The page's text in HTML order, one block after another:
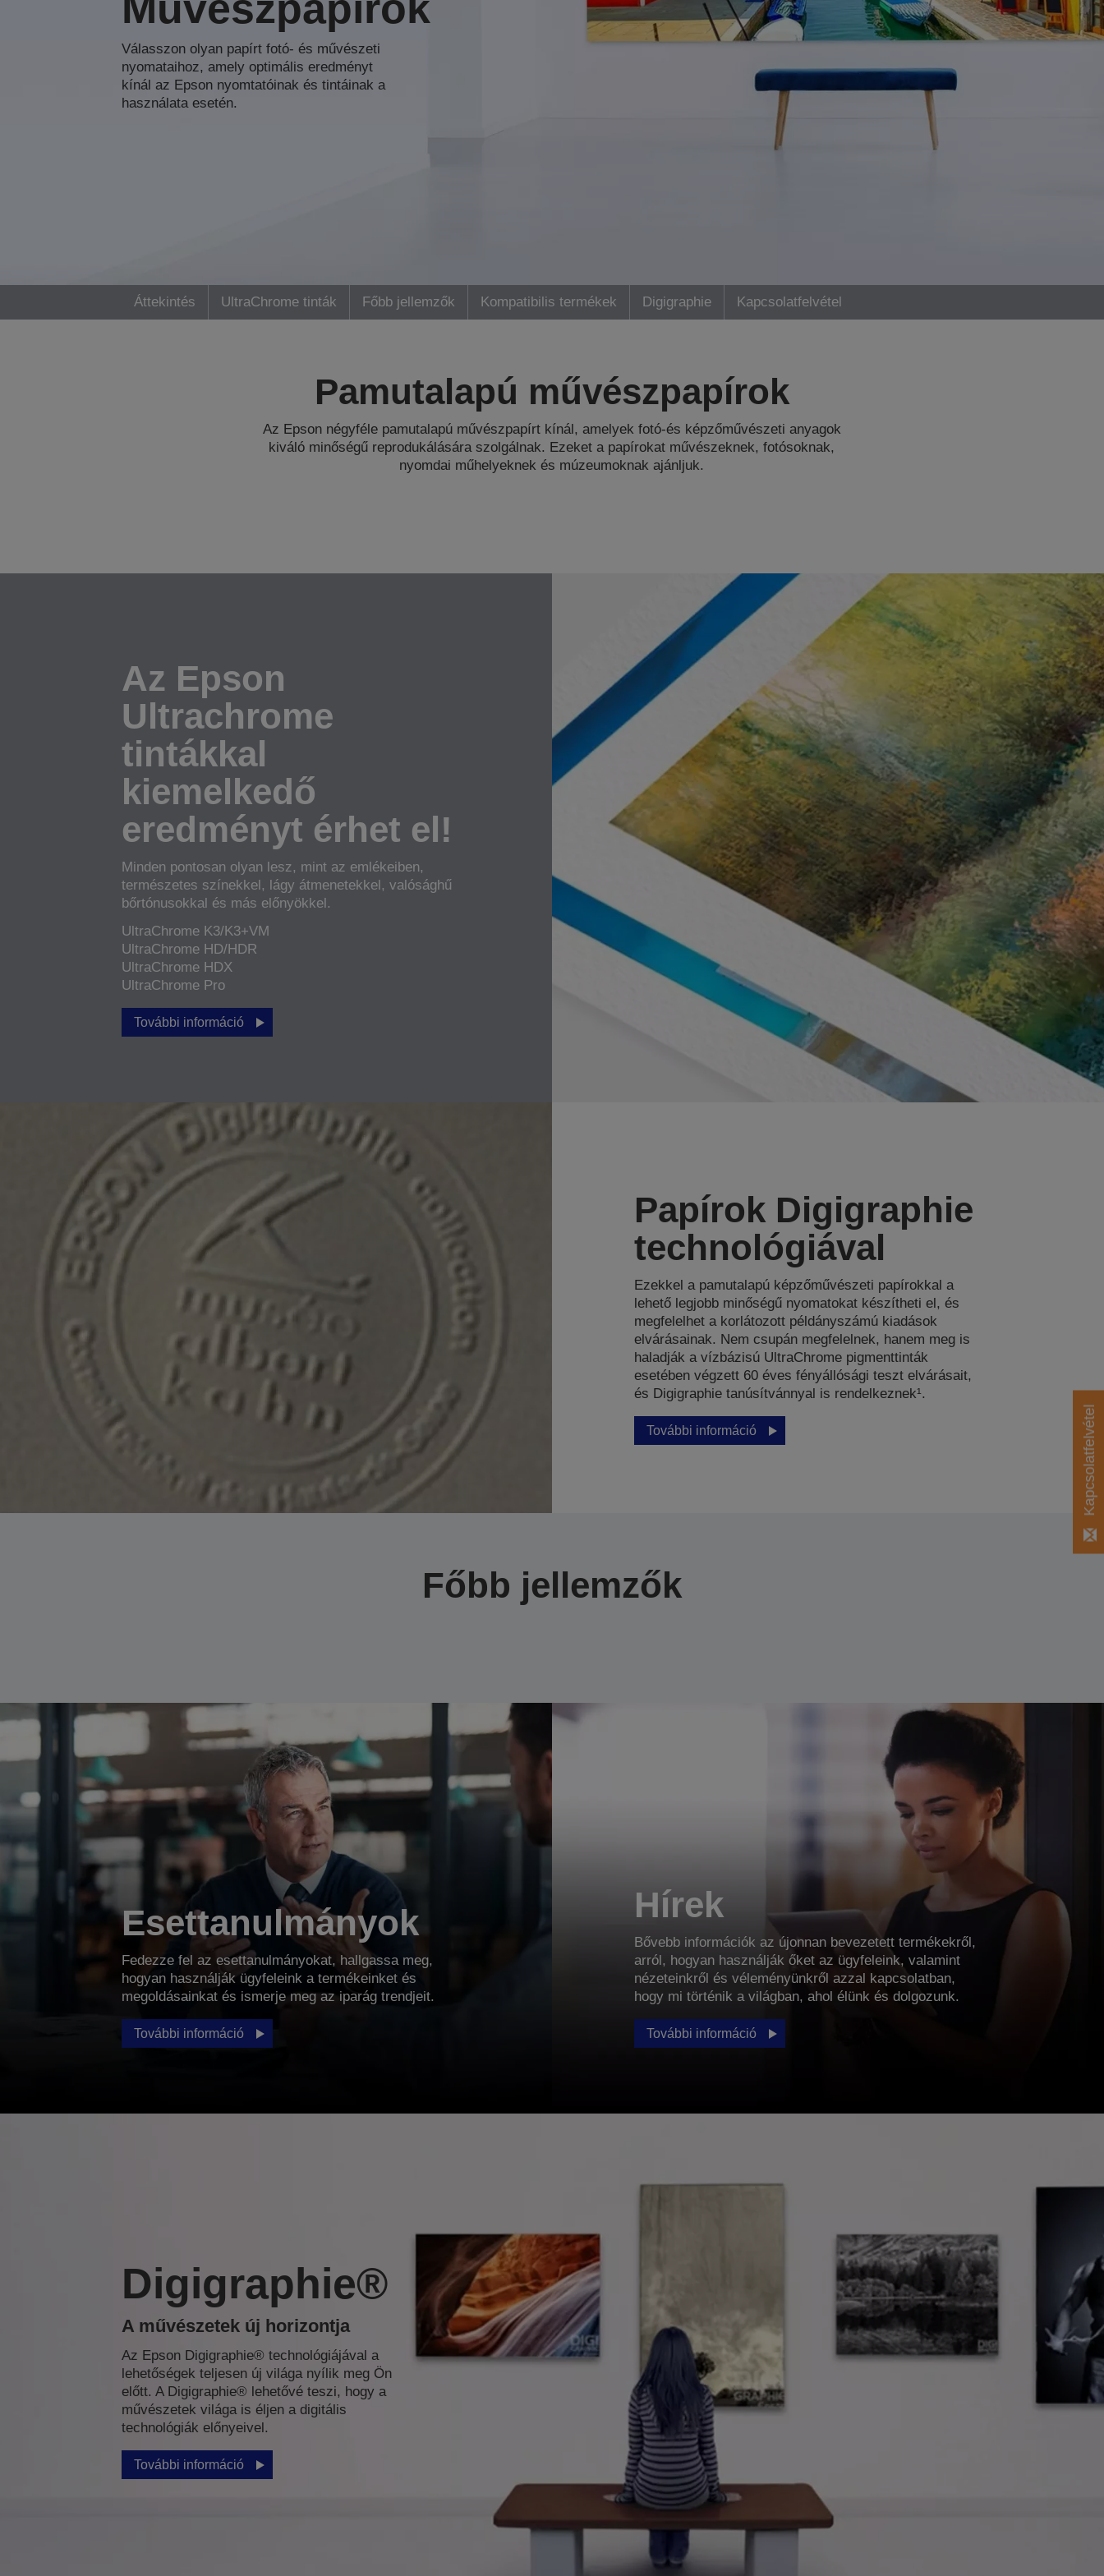
Válasszon olyan papírt fotó- és művészeti
nyomataihoz, amely optimális eredményt
kínál az Epson nyomtatóinak és tintáinak a
használata esetén.
Áttekintés UltraChrome tinták Főbb jellemzők Kompatibilis termékek Digigraphie Kapcsolatfelvétel
Pamutalapú művészpapírok
Az Epson négyféle pamutalapú művészpapírt kínál, amelyek fotó-és képzőművészeti anyagok
kiváló minőségű reprodukálására szolgálnak. Ezeket a papírokat művészeknek, fotósoknak,
nyomdai műhelyeknek és múzeumoknak ajánljuk.
Az Epson
Ultrachrome
tintákkal
kiemelkedő
eredményt érhet el!
Minden pontosan olyan lesz, mint az emlékeiben,
természetes színekkel, lágy átmenetekkel, valósághű
bőrtónusokkal és más előnyökkel.
UltraChrome K3/K3+VM
UltraChrome HD/HDR
UltraChrome HDX
UltraChrome Pro
További információ
Papírok Digigraphie
technológiával
Ezekkel a pamutalapú képzőművészeti papírokkal a
lehető legjobb minőségű nyomatokat készítheti el, és
megfelelhet a korlátozott példányszámú kiadások
elvárásainak. Nem csupán megfelelnek, hanem meg is
haladják a vízbázisú UltraChrome pigmenttinták
esetében végzett 60 éves fényállósági teszt elvárásait,
és Digigraphie tanúsítvánnyal is rendelkeznek¹.
További információ
Főbb jellemzők
Esettanulmányok
Fedezze fel az esettanulmányokat, hallgassa meg,
hogyan használják ügyfeleink a termékeinket és
megoldásainkat és ismerje meg az iparág trendjeit.
További információ
Hírek
Bővebb információk az újonnan bevezetett termékekről,
arról, hogyan használják őket az ügyfeleink, valamint
nézeteinkről és véleményünkről azzal kapcsolatban,
hogy mi történik a világban, ahol élünk és dolgozunk.
További információ
Digigraphie®
A művészetek új horizontja
Az Epson Digigraphie® technológiájával a
lehetőségek teljesen új világa nyílik meg Ön
előtt. A Digigraphie® lehetővé teszi, hogy a
művészetek világa is éljen a digitális
technológiák előnyeivel.
További információ
Kapcsolatfelvétel